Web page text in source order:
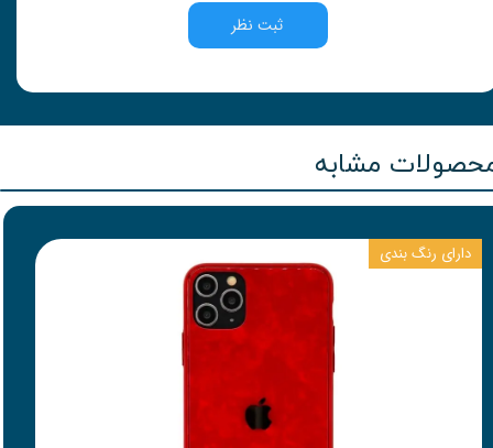
ثبت نظر
مشابه
دارای رنگ بندی